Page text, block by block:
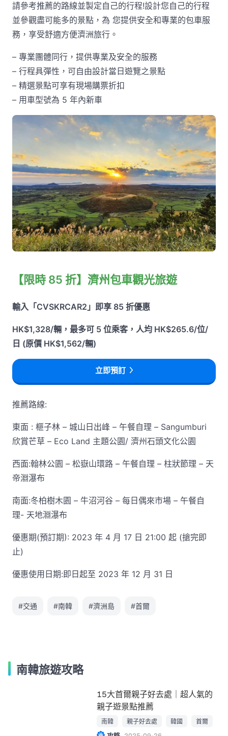
請參考推薦的路線並製定自己的行程!設計您自己的行程
並參觀盡可能多的景點，為 您提供安全和專業的包車服
務，享受舒適方便濟洲旅行。
– 專業團體同行，提供專業及安全的服務
– 行程具彈性，可自由設計當日遊覽之景點
– 精選景點可享有現場購票折扣
– 用車型號為 5 年內新車
【限時 85 折】濟州包車觀光旅遊
輸入「CVSKRCAR2」即享 85 折優惠
HK$1,328/輛，最多可 5 位乘客，人均 HK$265.6/位/
日 (原價 HK$1,562/輛)
立即預訂
推薦路線:
東面 : 榧子林 – 城山日出峰 – 午餐自理 – Sangumburi
欣賞芒草 – Eco Land 主題公園/ 濟州石頭文化公園
西面:翰林公園 – 松嶽山環路 – 午餐自理 – 柱狀節理 – 天
帝淵瀑布
南面:冬柏樹木園 – 牛沼河谷 – 每日偶來市場 – 午餐自
理- 天地淵瀑布
優惠期(預訂期): 2023 年 4 月 17 日 21:00 起 (搶完即
止)
優惠使用日期:即日起至 2023 年 12 月 31 日
#交通 #南韓 #濟洲島 #首爾
南韓旅遊攻略
15大首爾親子好去處｜超人氣的
親子遊景點推薦
南韓 親子好去處 韓國 首爾